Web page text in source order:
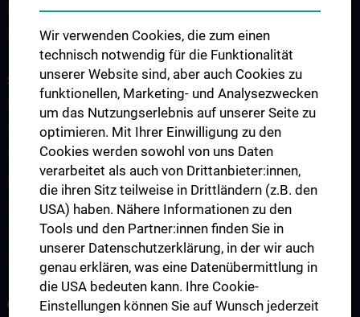
Ressourcen-Management
Department
STUDIES, TRAINING AND FURTHER EDUCATION
Mentoring-Programme
Infos für Lehrende
Integriertes Klinisch-Praktisches Propädeutikum (IKPP/OSCE)
Simulationspatient:innen-Programm (SPP)
Skills Lines Humanmedizin
COMPUTER LERN STUDIO - CLS
Wir verwenden Cookies, die zum einen
technisch notwendig für die Funktionalität
unserer Website sind, aber auch Cookies zu
funktionellen, Marketing- und Analysezwecken
um das Nutzungserlebnis auf unserer Seite zu
optimieren. Mit Ihrer Einwilligung zu den
Cookies werden sowohl von uns Daten
verarbeitet als auch von Drittanbieter:innen,
die ihren Sitz teilweise in Drittländern (z.B. den
USA) haben. Nähere Informationen zu den
Tools und den Partner:innen finden Sie in
unserer Datenschutzerklärung, in der wir auch
genau erklären, was eine Datenübermittlung in
die USA bedeuten kann. Ihre Cookie-
Einstellungen können Sie auf Wunsch jederzeit